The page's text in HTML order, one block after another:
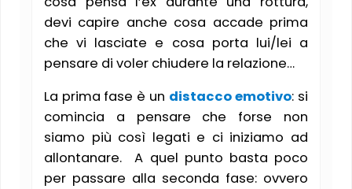
devi capire anche cosa accade prima
che vi lasciate e cosa porta lui/lei a
pensare di voler chiudere la relazione…
La prima fase è un distacco emotivo: si
comincia a pensare che forse non
siamo più così legati e ci iniziamo ad
allontanare. A quel punto basta poco
per passare alla seconda fase: ovvero